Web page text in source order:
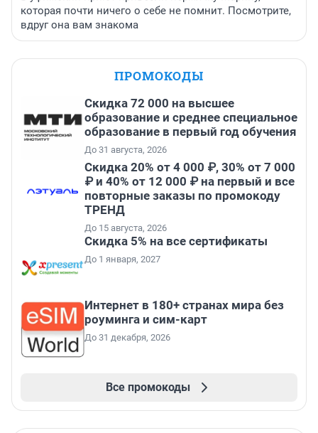
которая почти ничего о себе не помнит. Посмотрите,
вдруг она вам знакома
ПРОМОКОДЫ
Скидка 72 000 на высшее
образование и среднее специальное
образование в первый год обучения
До 31 августа, 2026
Скидка 20% от 4 000 ₽, 30% от 7 000
₽ и 40% от 12 000 ₽ на первый и все
повторные заказы по промокоду
ТРЕНД
До 15 августа, 2026
Скидка 5% на все сертификаты
До 1 января, 2027
Интернет в 180+ странах мира без
роуминга и сим-карт
До 31 декабря, 2026
Все промокоды